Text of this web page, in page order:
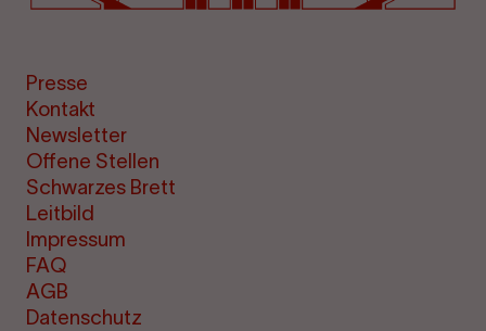
Presse
Kontakt
Newsletter
Offene Stellen
Schwarzes Brett
Leitbild
Impressum
FAQ
AGB
Datenschutz